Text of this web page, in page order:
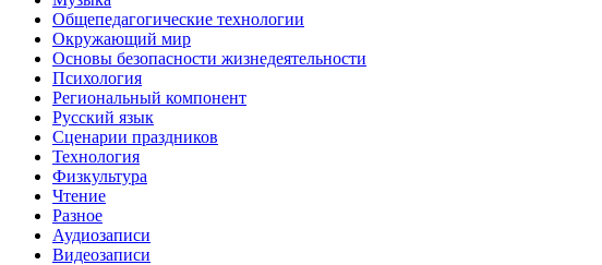
Общепедагогические технологии
Окружающий мир
Основы безопасности жизнедеятельности
Психология
Региональный компонент
Русский язык
Сценарии праздников
Технология
Физкультура
Чтение
Разное
Аудиозаписи
Видеозаписи